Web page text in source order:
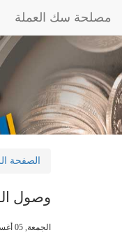
مصلحة سك العملة
الصفحة
وصول
الجمعة, 05 أغسطس 2022